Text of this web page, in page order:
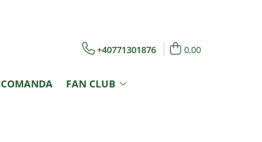
+40771301876 0,00
FAN CLUB